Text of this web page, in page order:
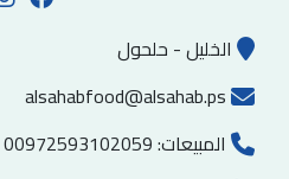
الخليل - حلحول
alsahabfood@alsahab.ps
المبيعات:00972593102059